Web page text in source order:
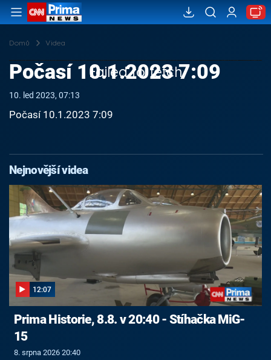
Domů Videa
Failed to fetch
Počasí 10.1.2023 7:09
10. led 2023, 07:13
Počasí 10.1.2023 7:09
Nejnovější videa
12:07
Prima Historie, 8.8. v 20:40 - Stíhačka MiG-
15
8. srpna 2026 20:40